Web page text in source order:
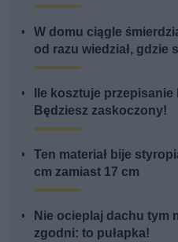
W domu ciągle
od razu wiedział, gdzie
Ile kosztuje
Będziesz zaskoczony!
Ten materiał bije
cm zamiast 17 cm
Nie ocieplaj dachu tym
zgodni: to pułapka!